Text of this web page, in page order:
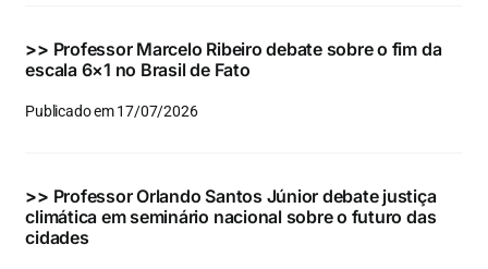
>> Professor Marcelo Ribeiro debate sobre o fim da
escala 6×1 no Brasil de Fato
Publicado em 17/07/2026
>> Professor Orlando Santos Júnior debate justiça
climática em seminário nacional sobre o futuro das
cidades